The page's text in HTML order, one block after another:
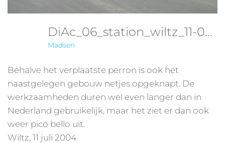
DiAc_06_station_wiltz_11-07-04
Madsen
Behalve het verplaatste perron is ook het
naastgelegen gebouw netjes opgeknapt. De
werkzaamheden duren wel even langer dan in
Nederland gebruikelijk, maar het ziet er dan ook
weer pico bello uit.
Wiltz, 11 juli 2004